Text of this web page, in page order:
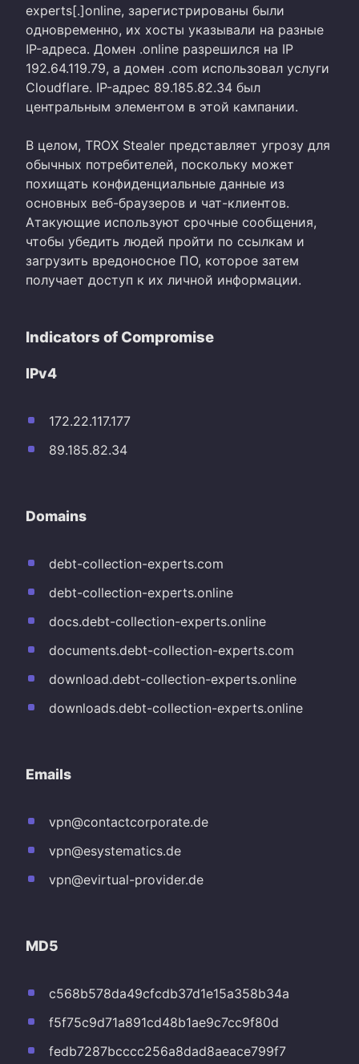
experts[.]online, зарегистрированы были
одновременно, их хосты указывали на разные
IP-адреса. Домен .online разрешился на IP
192.64.119.79, а домен .com использовал услуги
Cloudflare. IP-адрес 89.185.82.34 был
центральным элементом в этой кампании.
В целом, TROX Stealer представляет угрозу для
обычных потребителей, поскольку может
похищать конфиденциальные данные из
основных веб-браузеров и чат-клиентов.
Атакующие используют срочные сообщения,
чтобы убедить людей пройти по ссылкам и
загрузить вредоносное ПО, которое затем
получает доступ к их личной информации.
Indicators of Compromise
IPv4
172.22.117.177
89.185.82.34
Domains
debt-collection-experts.com
debt-collection-experts.online
docs.debt-collection-experts.online
documents.debt-collection-experts.com
download.debt-collection-experts.online
downloads.debt-collection-experts.online
Emails
vpn@contactcorporate.de
vpn@esystematics.de
vpn@evirtual-provider.de
MD5
c568b578da49cfcdb37d1e15a358b34a
f5f75c9d71a891cd48b1ae9c7cc9f80d
fedb7287bcccc256a8dad8aeace799f7